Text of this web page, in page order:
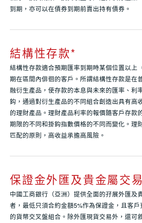
到期，亦可以在債券到期前賣出持有債券。
結構性存款*
結構性存款適合預期匯率到期時某個位置以上
期在區間內俳徊的客戶。所謂結構性存款是在
融衍生產品，使存款的本息與未來的匯率、利
鈎，通過對衍生產品的不同組合創造出具有高
的理財產品。理財產品利率的報價隨客戶存款
期限的不同和掛鈎指數價格的不同而變化。理
匹配的原則，高收益承擔高風險。
保證金外匯及貴金屬交易
中國工商銀行（亞洲）提供全面的孖展外匯及
者，最低只須合約金額5%作為保證金，且客
的貨幣交叉盤組合。除外匯現貨交易外，還可